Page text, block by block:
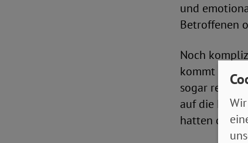
und
Betroffenen
Noch
kommt
sogar
auf die
hatten doch